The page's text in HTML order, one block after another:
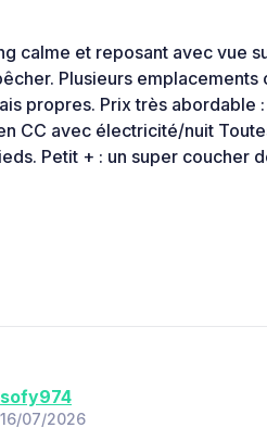
calme et reposant avec vue
Plusieurs emplacements
propres. Prix très abordable
CC avec électricité/nuit
Petit + : un super coucher
sofy974
16/07/2026